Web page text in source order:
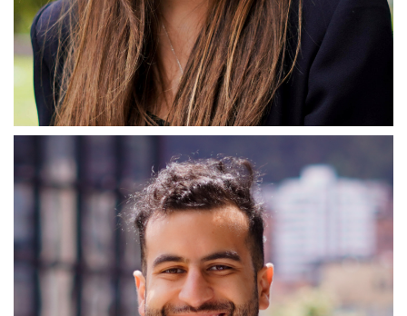
María Paula Vargas Miranda
Comunicaciones Impacta
Responsable de la estrategia de comunicación,
posicionamiento y visibilidad de Impacta. Coordina
campañas, generación de contenidos, relaciones públicas y
presencia en medios y eventos clave, articulando los
mensajes estratégicos del programa con sus distintos
públicos: emprendedores, aliados, inversionistas y comunidad